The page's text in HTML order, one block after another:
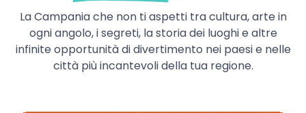
La Campania che non ti aspetti tra cultura, arte in
ogni angolo, i segreti, la storia dei luoghi e altre
infinite opportunità di divertimento nei paesi e nelle
città più incantevoli della tua regione.